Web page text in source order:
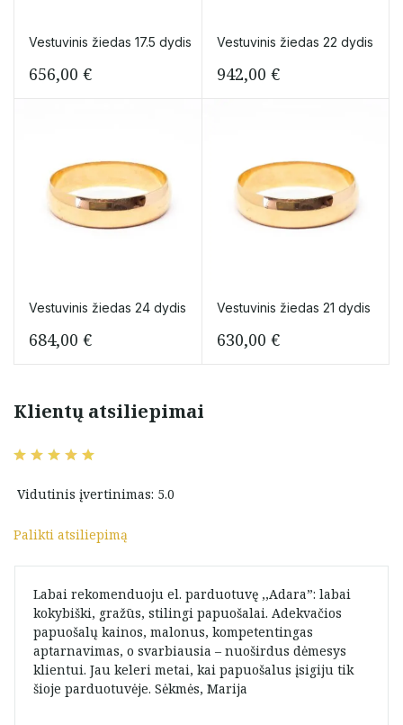
Vestuvinis žiedas 17.5 dydis
656,00 €
Vestuvinis žiedas 22 dydis
942,00 €
Vestuvinis žiedas 24 dydis
684,00 €
Vestuvinis žiedas 21 dydis
630,00 €
Klientų atsiliepimai
Vidutinis įvertinimas: 5.0
Palikti atsiliepimą
Labai rekomenduoju el. parduotuvę ,,Adara”: labai
kokybiški, gražūs, stilingi papuošalai. Adekvačios
papuošalų kainos, malonus, kompetentingas
aptarnavimas, o svarbiausia – nuoširdus dėmesys
klientui. Jau keleri metai, kai papuošalus įsigiju tik
šioje parduotuvėje. Sėkmės, Marija